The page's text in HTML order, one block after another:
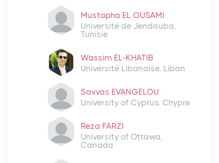
Mustapha EL OUSAMI
Université de Jendouba,
Tunisie
Wassim EL-KHATIB
Université Libanaise, Liban
Savvas EVANGELOU
University of Cyprus, Chypre
Reza FARZI
University of Ottawa,
Canada